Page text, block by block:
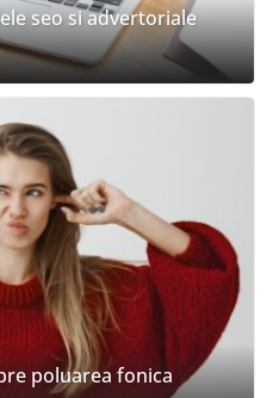
seo si advertoriale
poluarea fonica